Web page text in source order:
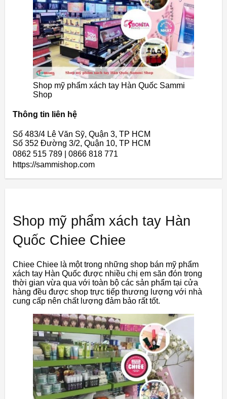
Shop mỹ phẩm xách tay Hàn Quốc Sammi
Shop
Thông tin liên hệ
Số 483/4 Lê Văn Sỹ, Quận 3, TP HCM
Số 352 Đường 3/2, Quận 10, TP HCM
0862 515 789 | 0866 818 771
https://sammishop.com
Shop mỹ phẩm xách tay Hàn
Quốc Chiee Chiee
Chiee Chiee là một trong những shop bán mỹ phẩm
xách tay Hàn Quốc được nhiều chị em săn đón trong
thời gian vừa qua với toàn bộ các sản phẩm tại cửa
hàng đều được shop trực tiếp thương lượng với nhà
cung cấp nên chất lượng đảm bảo rất tốt.